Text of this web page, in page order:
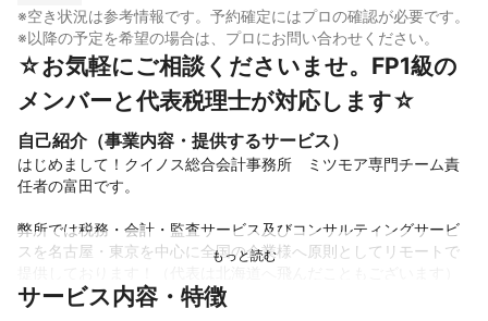
※空き状況は参考情報です。予約確定にはプロの確認が必要です。
※以降の予定を希望の場合は、プロにお問い合わせください。
☆お気軽にご相談くださいませ。FP1級の
メンバーと代表税理士が対応します☆
自己紹介（事業内容・提供するサービス）
はじめまして！クイノス総合会計事務所　ミツモア専門チーム責
任者の富田です。
弊所では税務・会計・監査サービス及びコンサルティングサービ
スを名古屋・東京を中心に全国の企業様へ原則としてリモートで
事務所スタッフはリモートワークのメンバーで名古屋、群馬、東
サービス内容・特徴